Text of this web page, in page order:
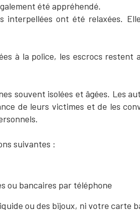
été appréhendé.
interpellées ont été relaxées.
à la police, les escrocs
souvent isolées et âgées. Les
de leurs victimes et de les
suivantes :
ou bancaires par téléphone
ou des bijoux, ni votre carte